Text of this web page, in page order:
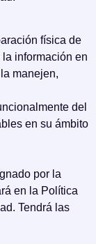
física de
información en
manejen,
del
en su ámbito
por la
en la Política
Tendrá las